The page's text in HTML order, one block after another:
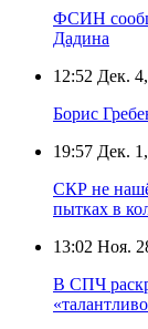
ФСИН
Дадина
12:52 Дек.
Борис
19:57 Дек.
СКР не
пытках в
13:02 Ноя.
В СПЧ